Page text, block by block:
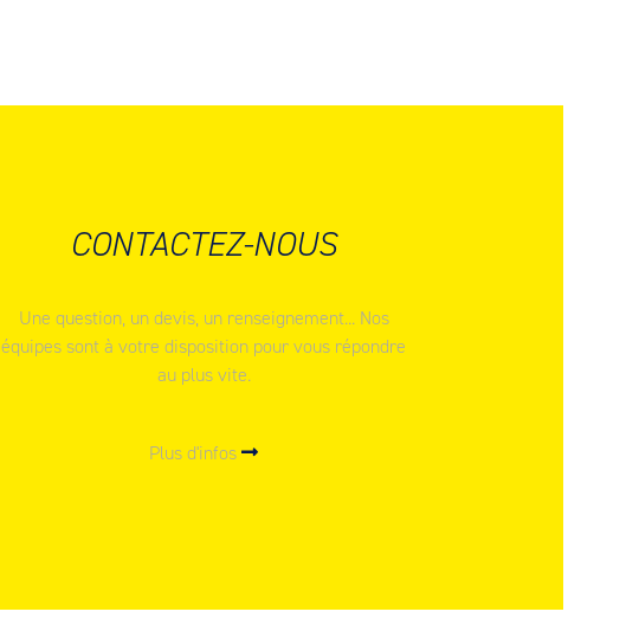
CONTACTEZ-NOUS
Une question, un devis, un renseignement... Nos
équipes sont à votre disposition pour vous répondre
au plus vite.
Plus d'infos